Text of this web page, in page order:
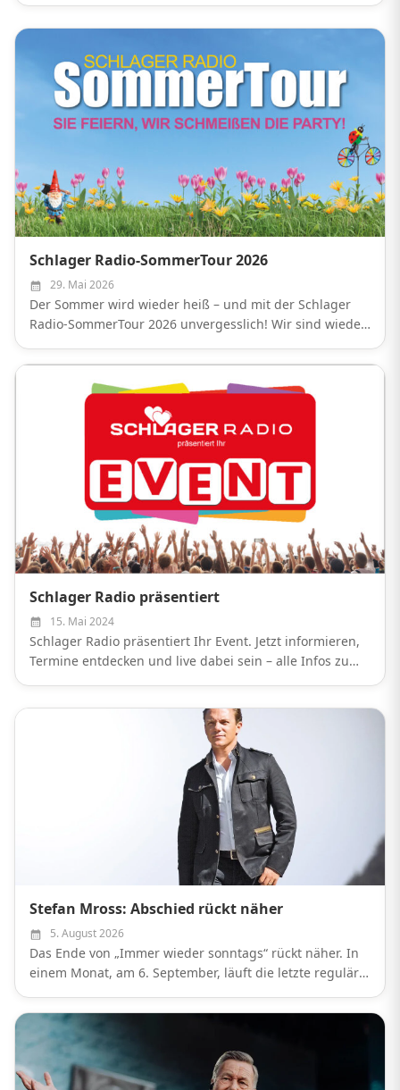
Schlager Radio-SommerTour 2026
29. Mai 2026
Der Sommer wird wieder heiß – und mit der Schlager
Radio-SommerTour 2026 unvergesslich! Wir sind wieder
größten Schlager-Hits, beste Stimmung und jede
Schlager Radio präsentiert
15. Mai 2024
Schlager Radio präsentiert Ihr Event. Jetzt informieren,
Termine entdecken und live dabei sein – alle Infos zu
Stefan Mross: Abschied rückt näher
5. August 2026
Das Ende von „Immer wieder sonntags“ rückt näher. In
einem Monat, am 6. September, läuft die letzte reguläre